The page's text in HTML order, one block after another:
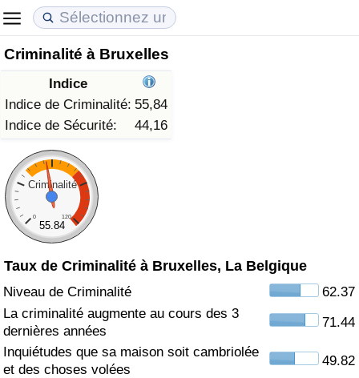
Criminalité à Bruxelles
Indice
Indice de Criminalité: 55,84
Indice de Sécurité:
44,16
Criminalité
0 120
55.84
Taux de Criminalité à Bruxelles, La Belgique
Niveau de Criminalité
62.37
La criminalité augmente au cours des 3
dernières années
71.44
Inquiétudes que sa maison soit cambriolée
et des choses volées
49.82
Coût de la vie
Indice du Coût de la Vie (Actuel)
Indice du Coût de la Vie
Indice du coût de la vie par pays
à Akaba
Prix de l'immobilier
Indice des Prix de l'immobilier (Actuel)
Indice des Prix de l'immobilier
Indice des Prix de l'immobilier par Pays
Qualité de Vie
Indice de Qualité de Vie
Indice de Qualité de Vie (Actuel)
Indice de qualité de vie par pays
Criminalité
Indice de Criminalité (Actuel)
Indice de Criminalité
Indice de criminalité par pays